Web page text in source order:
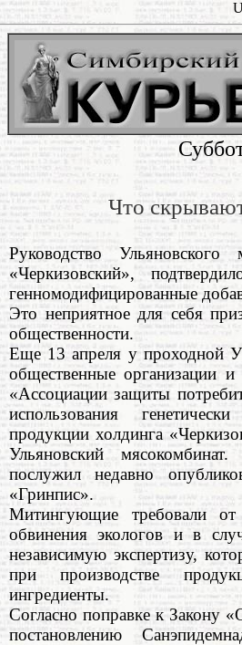
Что
Руководство
«Черкизовский»,
генномодифицированные
Это неприятное для себя
общественности.
Еще 13 апреля у проходной
общественные организации
«Ассоциации защиты
использования
продукции холдинга
Ульяновский
послужил недавно
«Гринпис».
Митингующие требовали
обвинения экологов и в
независимую экспертизу,
при производстве
ингредиенты.
Согласно поправке к Закону
постановлению